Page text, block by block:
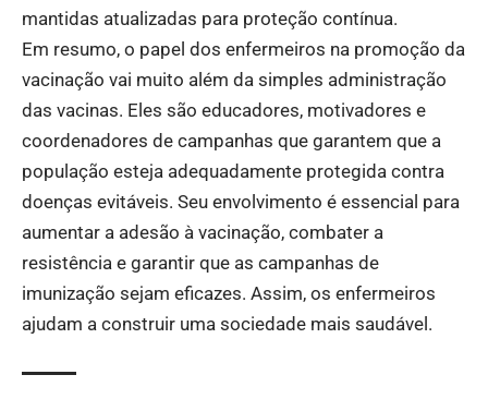
mantidas atualizadas para proteção contínua.
Em resumo, o papel dos enfermeiros na promoção da
vacinação vai muito além da simples administração
das vacinas. Eles são educadores, motivadores e
coordenadores de campanhas que garantem que a
população esteja adequadamente protegida contra
doenças evitáveis. Seu envolvimento é essencial para
aumentar a adesão à vacinação, combater a
resistência e garantir que as campanhas de
imunização sejam eficazes. Assim, os enfermeiros
ajudam a construir uma sociedade mais saudável.